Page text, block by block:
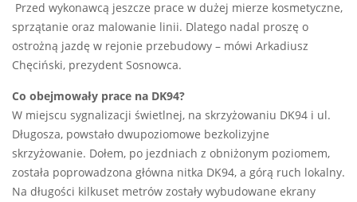
Przed wykonawcą jeszcze prace w dużej mierze kosmetyczne,
sprzątanie oraz malowanie linii. Dlatego nadal proszę o
ostrożną jazdę w rejonie przebudowy – mówi Arkadiusz
Chęciński, prezydent Sosnowca.
Co obejmowały prace na DK94?
W miejscu sygnalizacji świetlnej, na skrzyżowaniu DK94 i ul.
Długosza, powstało dwupoziomowe bezkolizyjne
skrzyżowanie. Dołem, po jezdniach z obniżonym poziomem,
została poprowadzona główna nitka DK94, a górą ruch lokalny.
Na długości kilkuset metrów zostały wybudowane ekrany